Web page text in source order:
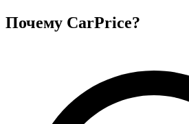
Почему CarPrice?